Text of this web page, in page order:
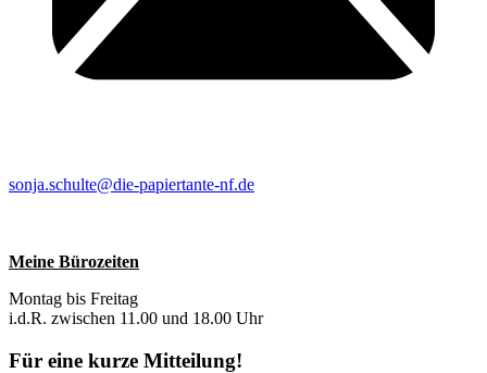
sonja.schulte@die-papiertante-nf.de
Meine Bürozeiten
Montag bis Freitag
i.d.R. zwischen 11.00 und 18.00 Uhr
Für eine kurze Mitteilung!